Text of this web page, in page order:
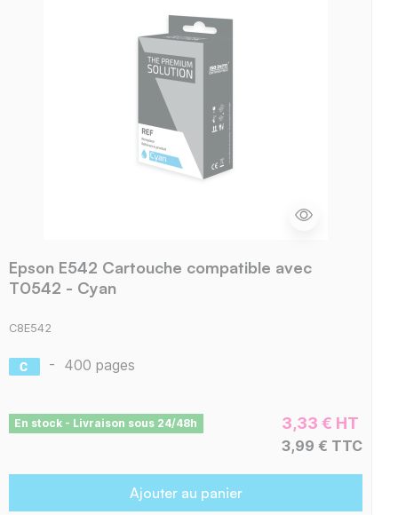
Epson E542 Cartouche compatible avec
T0542 - Cyan
C8E542
- 400 pages
En stock - Livraison sous 24/48h 3,33 € HT
3,99 € TTC
Ajouter au panier